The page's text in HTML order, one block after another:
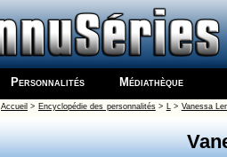
Personnalités Médiathèque
Accueil > Encyclopédie des personnalités> L> Vanessa